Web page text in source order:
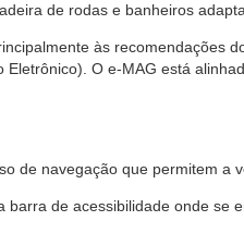
de rodas e banheiros
às recomendações
Eletrônico). O e-MAG está
de navegação que permitem a
barra de acessibilidade onde